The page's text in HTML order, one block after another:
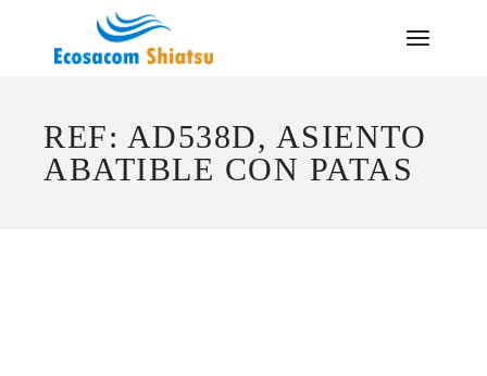
REF: AD538D, ASIENTO
ABATIBLE CON PATAS